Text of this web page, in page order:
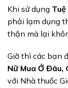
Khi sử dụng
phải lạm dụng
thận mà lại
Giờ thì các bạn
Nữ Mua Ở Đâu,
với Nhà thuốc